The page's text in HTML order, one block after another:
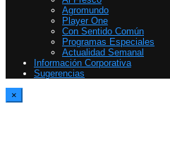
Agromundo
Player One
Con Sentido Común
Programas Especiales
Actualidad Semanal
Información Corporativa
Sugerencias
×